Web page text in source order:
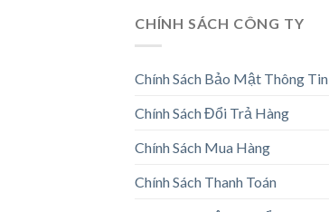
CHÍNH SÁCH CÔNG TY
Chính Sách Bảo Mật Thông Tin
Chính Sách Đổi Trả Hàng
Chính Sách Mua Hàng
Chính Sách Thanh Toán